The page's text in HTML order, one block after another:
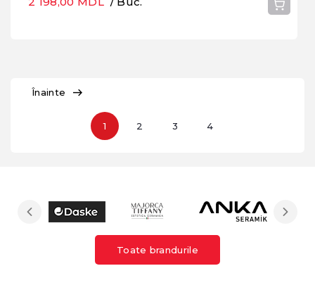
Înainte
1 2 3 4
Toate brandurile